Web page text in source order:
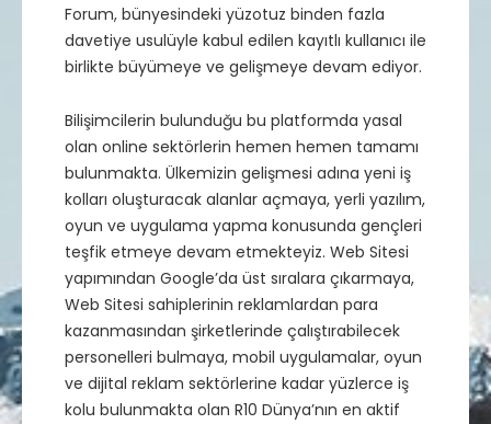
Forum, bünyesindeki yüzotuz binden fazla
davetiye usulüyle kabul edilen kayıtlı kullanıcı ile
birlikte büyümeye ve gelişmeye devam ediyor.
Bilişimcilerin bulunduğu bu platformda yasal
olan online sektörlerin hemen hemen tamamı
bulunmakta. Ülkemizin gelişmesi adına yeni iş
kolları oluşturacak alanlar açmaya, yerli yazılım,
oyun ve uygulama yapma konusunda gençleri
teşfik etmeye devam etmekteyiz. Web Sitesi
yapımından Google’da üst sıralara çıkarmaya,
Web Sitesi sahiplerinin reklamlardan para
kazanmasından şirketlerinde çalıştırabilecek
personelleri bulmaya, mobil uygulamalar, oyun
ve dijital reklam sektörlerine kadar yüzlerce iş
kolu bulunmakta olan R10 Dünya’nın en aktif